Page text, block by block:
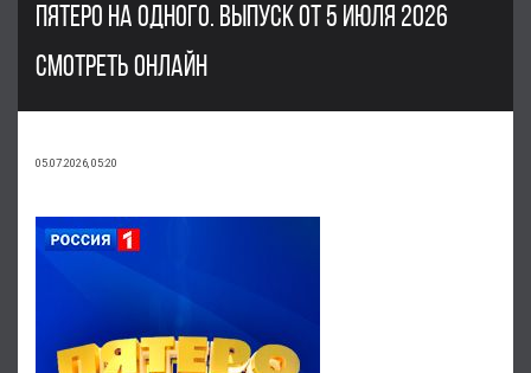
ПЯТЕРО НА ОДНОГО. ВЫПУСК ОТ 5 ИЮЛЯ 2026
СМОТРЕТЬ ОНЛАЙН
05.07.2026, 05:20